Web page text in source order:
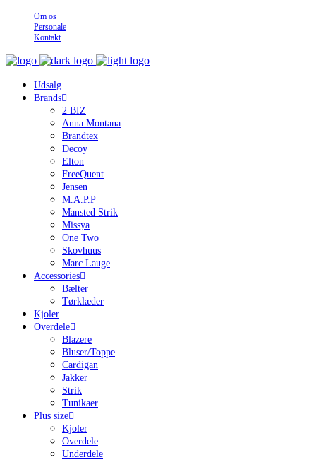
Om os
Personale
Kontakt
Udsalg
Brands
2 BIZ
Anna Montana
Brandtex
Decoy
Elton
FreeQuent
Jensen
M.A.P.P
Mansted Strik
Missya
One Two
Skovhuus
Marc Lauge
Accessories
Bælter
Tørklæder
Kjoler
Overdele
Blazere
Bluser/Toppe
Cardigan
Jakker
Strik
Tunikaer
Plus size
Kjoler
Overdele
Underdele